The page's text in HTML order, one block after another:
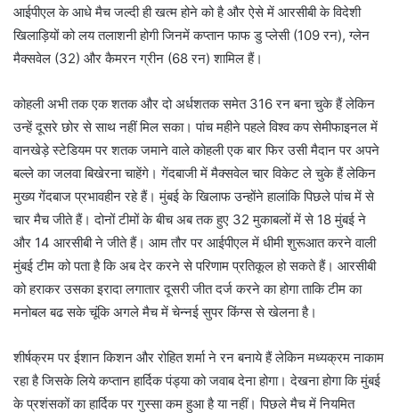
आईपीएल के आधे मैच जल्दी ही खत्म होने को है और ऐसे में आरसीबी के विदेशी
खिलाड़ियों को लय तलाशनी होगी जिनमें कप्तान फाफ डु प्लेसी (109 रन), ग्लेन
मैक्सवेल (32) और कैमरन ग्रीन (68 रन) शामिल हैं।
कोहली अभी तक एक शतक और दो अर्धशतक समेत 316 रन बना चुके हैं लेकिन
उन्हें दूसरे छोर से साथ नहीं मिल सका। पांच महीने पहले विश्व कप सेमीफाइनल में
वानखेड़े स्टेडियम पर शतक जमाने वाले कोहली एक बार फिर उसी मैदान पर अपने
बल्ले का जलवा बिखेरना चाहेंगे। गेंदबाजी में मैक्सवेल चार विकेट ले चुके हैं लेकिन
मुख्य गेंदबाज प्रभावहीन रहे हैं। मुंबई के खिलाफ उन्होंने हालांकि पिछले पांच में से
चार मैच जीते हैं। दोनों टीमों के बीच अब तक हुए 32 मुकाबलों में से 18 मुंबई ने
और 14 आरसीबी ने जीते हैं। आम तौर पर आईपीएल में धीमी शुरूआत करने वाली
मुंबई टीम को पता है कि अब देर करने से परिणाम प्रतिकूल हो सकते हैं। आरसीबी
को हराकर उसका इरादा लगातार दूसरी जीत दर्ज करने का होगा ताकि टीम का
मनोबल बढ सके चूंकि अगले मैच में चेन्नई सुपर किंग्स से खेलना है।
शीर्षक्रम पर ईशान किशन और रोहित शर्मा ने रन बनाये हैं लेकिन मध्यक्रम नाकाम
रहा है जिसके लिये कप्तान हार्दिक पंड्या को जवाब देना होगा। देखना होगा कि मुंबई
के प्रशंसकों का हार्दिक पर गुस्सा कम हुआ है या नहीं। पिछले मैच में नियमित